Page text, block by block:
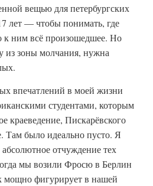
вещью для петербургских
лет — чтобы понимать, где
к ним всё произошедшее. Но
из зоны молчания, нужна
впечатлений в моей жизни
студентами, которым
краеведение, Пискарёвского
Там было идеально пусто. Я
отчуждение тех
мы возили Фросю в Берлин
мощно фигурирует в нашей